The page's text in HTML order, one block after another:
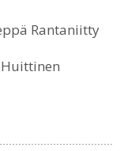
Rantaniitty